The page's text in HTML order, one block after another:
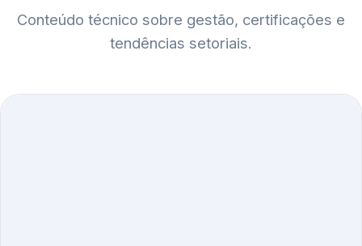
Conteúdo técnico sobre gestão, certificações e
tendências setoriais.